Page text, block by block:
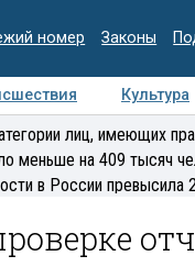
номер Законы
Культура
Интервью
лиц, имеющих
меньше на 409 тысяч
в России превысила